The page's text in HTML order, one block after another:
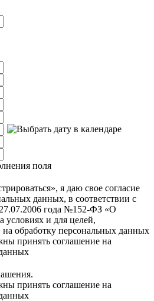
поля
я даю свое согласие
данных, в соответствии с
года №152-ФЗ «О
условиях и для целей,
обработку персональных данных
принять соглашение на
принять соглашение на